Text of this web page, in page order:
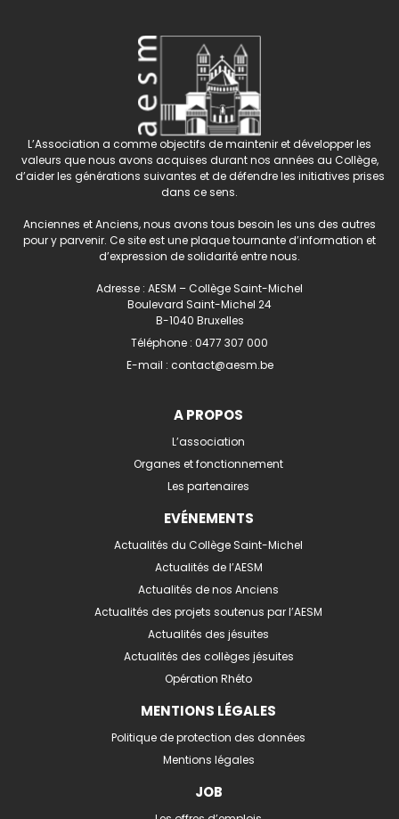
L’Association a comme objectifs de maintenir et développer les
valeurs que nous avons acquises durant nos années au Collège,
d’aider les générations suivantes et de défendre les initiatives prises
dans ce sens.
Anciennes et Anciens, nous avons tous besoin les uns des autres
pour y parvenir. Ce site est une plaque tournante d’information et
d’expression de solidarité entre nous.
Adresse : AESM – Collège Saint-Michel
Boulevard Saint-Michel 24
B-1040 Bruxelles
Téléphone : 0477 307 000
E-mail : contact@aesm.be
A PROPOS
L’association
Organes et fonctionnement
Les partenaires
EVÉNEMENTS
Actualités du Collège Saint-Michel
Actualités de l’AESM
Actualités de nos Anciens
Actualités des projets soutenus par l’AESM
Actualités des jésuites
Actualités des collèges jésuites
Opération Rhéto
MENTIONS LÉGALES
Politique de protection des données
Mentions légales
JOB